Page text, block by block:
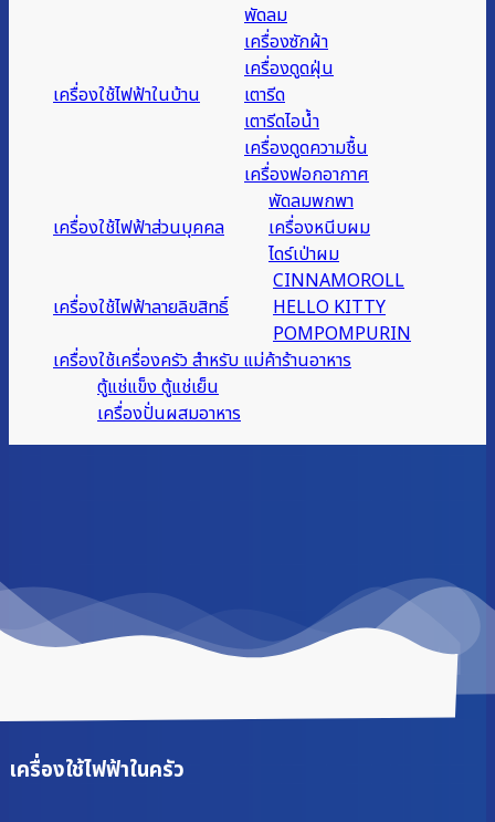
เครื่องใช้ไฟฟ้าในบ้าน
พัดลม
เครื่องซักผ้า
เครื่องดูดฝุ่น
เตารีด
เตารีดไอน้ำ
เครื่องดูดความชื้น
เครื่องฟอกอากาศ
เครื่องใช้ไฟฟ้าส่วนบุคคล
พัดลมพกพา
เครื่องหนีบผม
ไดร์เป่าผม
เครื่องใช้ไฟฟ้าลายลิขสิทธิ์
CINNAMOROLL
HELLO KITTY
POMPOMPURIN
เครื่องใช้เครื่องครัว สำหรับ แม่ค้าร้านอาหาร
ตู้แช่แข็ง ตู้แช่เย็น
เครื่องปั่นผสมอาหาร
เครื่องใช้ไฟฟ้าในครัว